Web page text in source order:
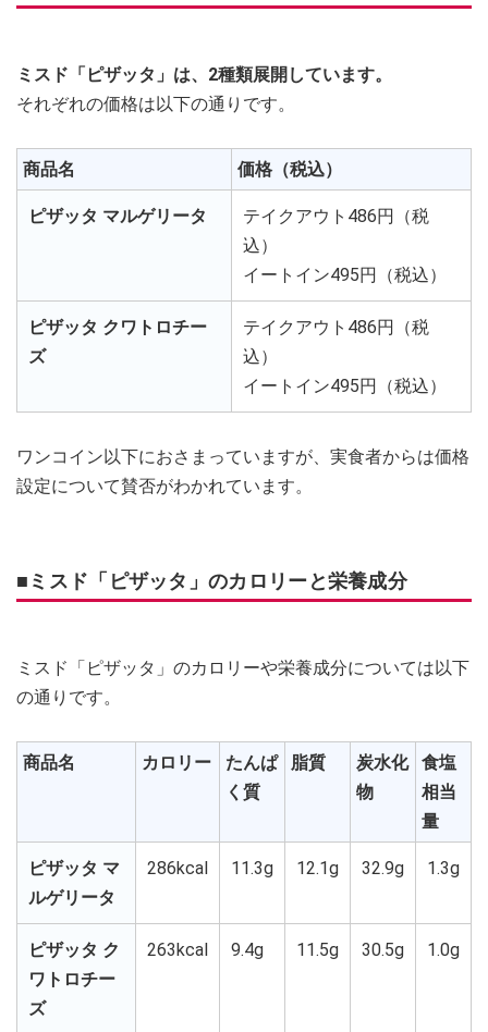
ミスド「ピザッタ」は、2種類展開しています。
それぞれの価格は以下の通りです。
商品名 価格（税込）
ピザッタ マルゲリータ
テイクアウト486円（税
込）
イートイン495円（税込）
ピザッタ クワトロチー
ズ
テイクアウト486円（税
込）
イートイン495円（税込）
ワンコイン以下におさまっていますが、実食者からは価格
設定について賛否がわかれています。
■ミスド「ピザッタ」のカロリーと栄養成分
ミスド「ピザッタ」のカロリーや栄養成分については以下
の通りです。
商品名 カロリー
たんぱ
く質
脂質
炭水化
物
食塩
相当
量
ピザッタ マ
ルゲリータ
286kcal 11.3g 12.1g 32.9g 1.3g
ピザッタ ク
ワトロチー
ズ
263kcal 9.4g 11.5g 30.5g 1.0g